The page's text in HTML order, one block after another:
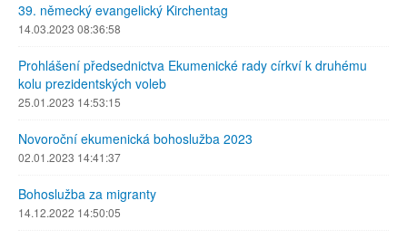
39. německý evangelický Kirchentag
14.03.2023 08:36:58
Prohlášení předsednictva Ekumenické rady církví k druhému
kolu prezidentských voleb
25.01.2023 14:53:15
Novoroční ekumenická bohoslužba 2023
02.01.2023 14:41:37
Bohoslužba za migranty
14.12.2022 14:50:05